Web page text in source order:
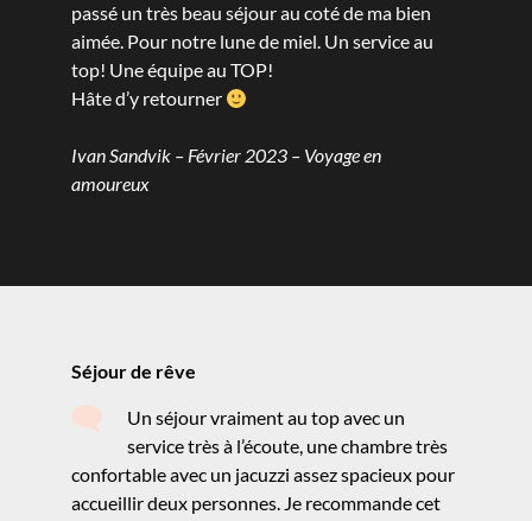
passé un très beau séjour au coté de ma bien
aimée. Pour notre lune de miel. Un service au
top! Une équipe au TOP!
Hâte d’y retourner
Ivan Sandvik – Février 2023 – Voyage en
amoureux
Séjour de rêve
Un séjour vraiment au top avec un
service très à l’écoute, une chambre très
confortable avec un jacuzzi assez spacieux pour
accueillir deux personnes. Je recommande cet